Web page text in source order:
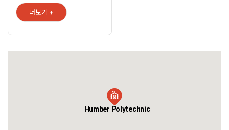
더보기 +
Humber Polytechnic